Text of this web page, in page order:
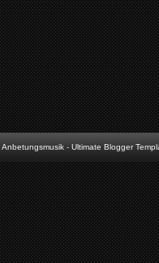
Anbetungsmusik - Ultimate Blogger